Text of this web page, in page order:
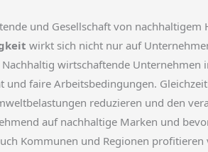
und Gesellschaft von nachhaltigem
wirkt sich nicht nur auf
wirtschaftende
und faire Arbeitsbedingungen.
reduzieren und den
auf nachhaltige Marken und
Kommunen und Regionen